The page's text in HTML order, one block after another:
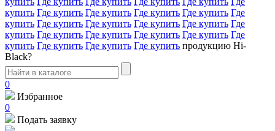
купить Где купить Где купить Где купить Где купить Где
купить Где купить Где купить Где купить Где купить Где
купить Где купить Где купить Где купить Где купить Где
купить Где купить Где купить Где купить продукцию Hi-
Black?
0
Избранное
0
Подать заявку